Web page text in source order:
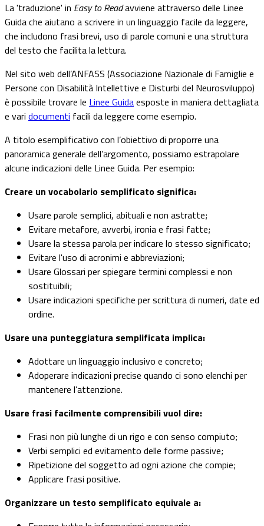
La 'traduzione' in Easy to Readavviene attraverso delle Linee
Guida che aiutano a scrivere in un linguaggio facile da leggere,
che includono frasi brevi, uso di parole comuni e una struttura
del testo che facilita la lettura.
Nel sito web dell’ANFASS (Associazione Nazionale di Famiglie e
Persone con Disabilità Intellettive e Disturbi del Neurosviluppo)
è possibile trovare le Linee Guidaesposte in maniera dettagliata
e vari documenti facili da leggere come esempio.
A titolo esemplificativo con l’obiettivo di proporre una
panoramica generale dell’argomento, possiamo estrapolare
alcune indicazioni delle Linee Guida. Per esempio:
Creare un vocabolario semplificato significa:
Usare parole semplici, abituali e non astratte;
Evitare metafore, avverbi, ironia e frasi fatte;
Usare la stessa parola per indicare lo stesso significato;
Evitare l'uso di acronimi e abbreviazioni;
Usare Glossari per spiegare termini complessi e non
sostituibili;
Usare indicazioni specifiche per scrittura di numeri, date ed
ordine.
Usare una punteggiatura semplificata implica:
Adottare un linguaggio inclusivo e concreto;
Adoperare indicazioni precise quando ci sono elenchi per
mantenere l’attenzione.
Usare frasi facilmente comprensibili vuol dire:
Frasi non più lunghe di un rigo e con senso compiuto;
Verbi semplici ed evitamento delle forme passive;
Ripetizione del soggetto ad ogni azione che compie;
Applicare frasi positive.
Organizzare un testo semplificato equivale a: